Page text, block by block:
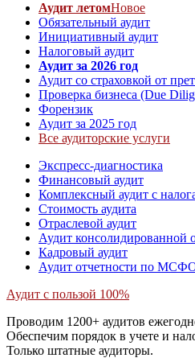
Аудит летомНовое
Обязательный аудит
Инициативный аудит
Налоговый аудит
Аудит за 2026 год
Аудит со страховкой от
Проверка бизнеса (Due
Форензик
Аудит за 2025 год
Все аудиторские услуги
Экспресс-диагностика
Финансовый аудит
Комплексный аудит с
Стоимость аудита
Отраслевой аудит
Аудит консолидированной
Кадровый аудит
Аудит отчетности по
Аудит с пользой 100%
Проводим 1200+ аудитов
Обеспечим порядок в учете и
Только штатные аудиторы.